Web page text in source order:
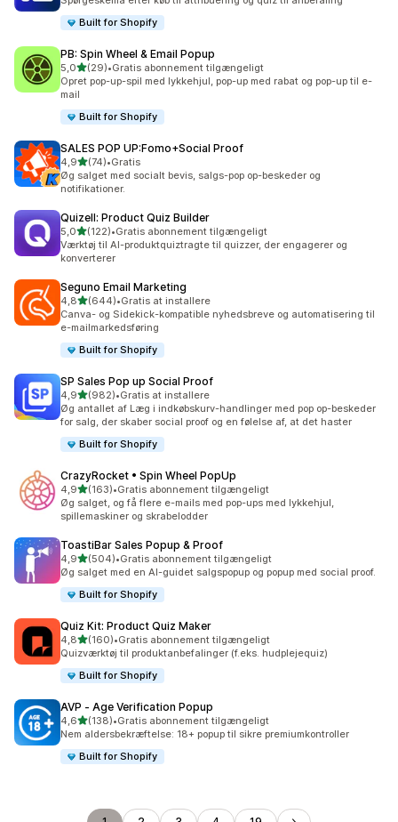
Built for Shopify
PB: Spin Wheel & Email Popup
5,0ud af 5 stjerner
(29)
29 anmeldelser i alt
•Gratis abonnement tilgængeligt
Opret pop-up-spil med lykkehjul, pop-up med rabat og pop-up til e-
mail
Built for Shopify
SALES POP UP:Fomo+Social Proof
4,9ud af 5 stjerner
(74)
74 anmeldelser i alt
•Gratis
Øg salget med socialt bevis, salgs-pop op-beskeder og
notifikationer.
Quizell: Product Quiz Builder
5,0ud af 5 stjerner
(122)
122 anmeldelser i alt
•Gratis abonnement tilgængeligt
Værktøj til AI-produktquiztragte til quizzer, der engagerer og
konverterer
Seguno Email Marketing
4,8ud af 5 stjerner
(644)
644 anmeldelser i alt
•Gratis at installere
Canva- og Sidekick-kompatible nyhedsbreve og automatisering til
e-mailmarkedsføring
Built for Shopify
SP Sales Pop up Social Proof
4,9ud af 5 stjerner
(982)
982 anmeldelser i alt
•Gratis at installere
Øg antallet af Læg i indkøbskurv-handlinger med pop op-beskeder
for salg, der skaber social proof og en følelse af, at det haster
Built for Shopify
CrazyRocket • Spin Wheel PopUp
4,9ud af 5 stjerner
(163)
163 anmeldelser i alt
•Gratis abonnement tilgængeligt
Øg salget, og få flere e-mails med pop-ups med lykkehjul,
spillemaskiner og skrabelodder
ToastiBar Sales Popup & Proof
4,9ud af 5 stjerner
(504)
504 anmeldelser i alt
•Gratis abonnement tilgængeligt
Øg salget med en AI-guidet salgspopup og popup med social proof.
Built for Shopify
Quiz Kit: Product Quiz Maker
4,8ud af 5 stjerner
(160)
160 anmeldelser i alt
•Gratis abonnement tilgængeligt
Quizværktøj til produktanbefalinger (f.eks. hudplejequiz)
Built for Shopify
AVP ‑ Age Verification Popup
4,6ud af 5 stjerner
(138)
138 anmeldelser i alt
•Gratis abonnement tilgængeligt
Nem aldersbekræftelse: 18+ popup til sikre premiumkontroller
Built for Shopify